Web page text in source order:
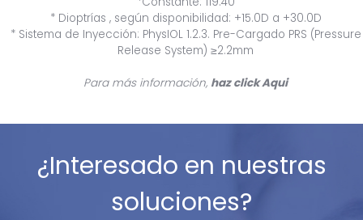
* Dioptrías , según disponibilidad: +15.0D a +30.0D
* Sistema de Inyección: PhysIOL 1.2.3. Pre-Cargado PRS (Pressure
Release System) ≥2.2mm
Para más información, haz clickAqui
¿Interesado en nuestras
soluciones?